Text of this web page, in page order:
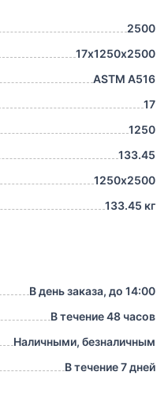
2500
17х1250х2500
ASTM A516
17
1250
133.45
1250х2500
133.45 кг
В день заказа, до 14:00
В течение 48 часов
Наличными, безналичным
В течение 7 дней